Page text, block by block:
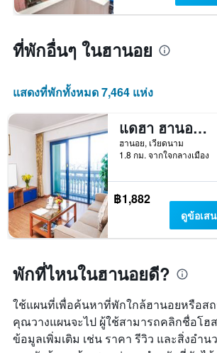
ที่พักอื่นๆ ในฮานอย
แสดงที่พักทั้งหมด 7,464 แห่ง
แดฮา ฮานอยเซอร์วิสอพาร์ทเมนท์
ฮานอย, เวียดนาม
1.8 กม. จากใจกลางเมือง
฿1,882
ดูข้อเส
พักที่ไหนในฮานอยดี?
ใช้แผนที่เพื่อค้นหาที่พักใกล้ฮานอยหรือส
คุณวางแผนจะไป ผู้ใช้สามารถคลิกชื่อโฮ
ข้อมูลเพิ่มเติม เช่น ราคา รีวิว และสิ่งอำน